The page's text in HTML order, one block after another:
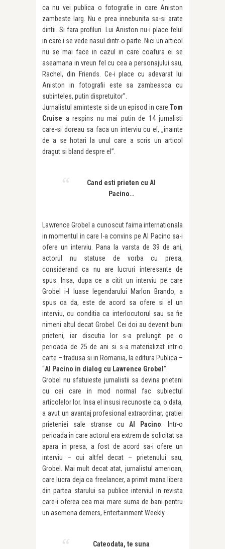
ca nu vei publica o fotografie in care Aniston
zambeste larg. Nu e prea innebunita sa-si arate
dintii. Si fara profiluri. Lui Aniston nu-i place felul
in care i se vede nasul dintr-o parte. Nici un articol
nu se mai face in cazul in care coafura ei se
aseamana in vreun fel cu cea a personajului sau,
Rachel, din Friends. Ce-i place cu adevarat lui
Aniston in fotografii este sa zambeasca cu
subinteles, putin dispretuitor”.
Jurnalistul aminteste si de un episod in care Tom
Cruise a respins nu mai putin de 14 jurnalisti
care-si doreau sa faca un interviu cu el, „inainte
de a se hotari la unul care a scris un articol
dragut si bland despre el”.
Cand esti prieten cu Al
Pacino…
Lawrence Grobel a cunoscut faima internationala
in momentul in care l-a convins pe Al Pacino sa-i
ofere un interviu. Pana la varsta de 39 de ani,
actorul nu statuse de vorba cu presa,
considerand ca nu are lucruri interesante de
spus. Insa, dupa ce a citit un interviu pe care
Grobel i-l luase legendarului Marlon Brando, a
spus ca da, este de acord sa ofere si el un
interviu, cu conditia ca interlocutorul sau sa fie
nimeni altul decat Grobel. Cei doi au devenit buni
prieteni, iar discutia lor s-a prelungit pe o
perioada de 25 de ani si s-a materializat intr-o
carte – tradusa si in Romania, la editura Publica –
“Al Pacino in dialog cu Lawrence Grobel ”.
Grobel nu sfatuieste jurnalistii sa devina prieteni
cu cei care in mod normal fac subiectul
articolelor lor. Insa el insusi recunoste ca, o data,
a avut un avantaj profesional extraordinar, gratiei
prieteniei sale stranse cu Al Pacino. Intr-o
perioada in care actorul era extrem de solicitat sa
apara in presa, a fost de acord sa-i ofere un
interviu – cui altfel decat – prietenului sau,
Grobel. Mai mult decat atat, jurnalistul american,
care lucra deja ca freelancer, a primit mana libera
din partea starului sa publice interviul in revista
care-i oferea cea mai mare suma de bani pentru
un asemena demers, Entertainment Weekly.
Cateodata, te suna